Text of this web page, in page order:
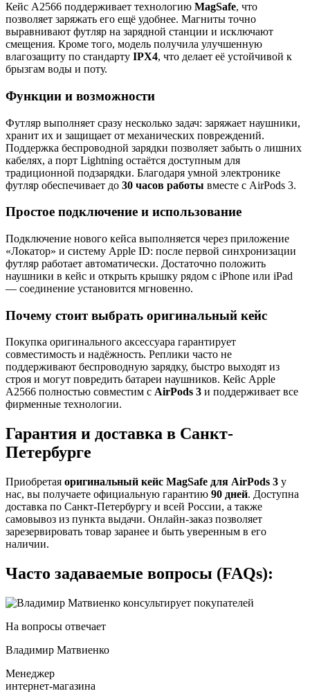
Кейс A2566 поддерживает технологию MagSafe, что
позволяет заряжать его ещё удобнее. Магниты точно
выравнивают футляр на зарядной станции и исключают
смещения. Кроме того, модель получила улучшенную
влагозащиту по стандарту IPX4, что делает её устойчивой к
брызгам воды и поту.
Функции и возможности
Футляр выполняет сразу несколько задач: заряжает наушники,
хранит их и защищает от механических повреждений.
Поддержка беспроводной зарядки позволяет забыть о лишних
кабелях, а порт Lightning остаётся доступным для
традиционной подзарядки. Благодаря умной электронике
футляр обеспечивает до 30 часов работы вместе с AirPods 3.
Простое подключение и использование
Подключение нового кейса выполняется через приложение
«Локатор» и систему Apple ID: после первой синхронизации
футляр работает автоматически. Достаточно положить
наушники в кейс и открыть крышку рядом с iPhone или iPad
— соединение установится мгновенно.
Почему стоит выбрать оригинальный кейс
Покупка оригинального аксессуара гарантирует
совместимость и надёжность. Реплики часто не
поддерживают беспроводную зарядку, быстро выходят из
строя и могут повредить батареи наушников. Кейс Apple
A2566 полностью совместим с AirPods 3 и поддерживает все
фирменные технологии.
Гарантия и доставка в Санкт-
Петербурге
Приобретая оригинальный кейс MagSafe для AirPods 3 у
нас, вы получаете официальную гарантию 90 дней. Доступна
доставка по Санкт-Петербургу и всей России, а также
самовывоз из пункта выдачи. Онлайн-заказ позволяет
зарезервировать товар заранее и быть уверенным в его
наличии.
Часто задаваемые вопросы (FAQs):
На вопросы отвечает
Владимир Матвиенко
Менеджер
интернет-магазина